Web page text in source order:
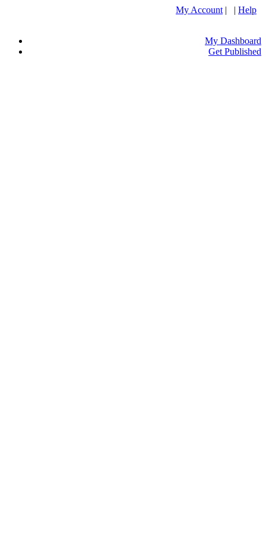
My Account | | Help
My Dashboard
Get Published